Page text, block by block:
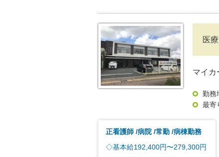
医
マイ
勤務
最寄
正看護師 病院 常勤 病棟勤務
◇基本給192,400円〜279,300円